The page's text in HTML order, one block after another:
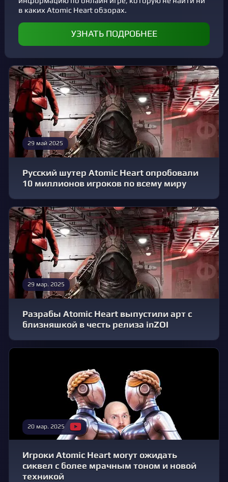
в каких Atomic Heart обзорах.
УЗНАТЬ ПОДРОБНЕЕ
29 май 2025
Русский шутер Atomic Heart опробовали
10 миллионов игроков по всему миру
29 мар. 2025
Разрабы Atomic Heart выпустили арт с
близняшкой в честь релиза inZOI
20 мар. 2025
Игроки Atomic Heart могут ожидать
сиквел с более мрачным тоном и новой
техникой